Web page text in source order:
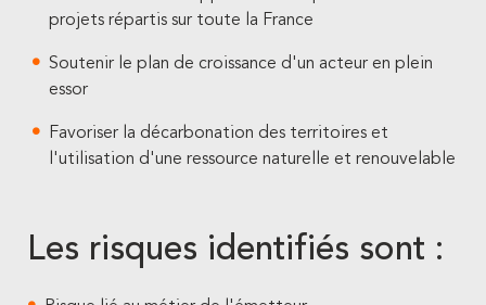
projets répartis sur toute la France
Soutenir le plan de croissance d'un acteur en plein
essor
Favoriser la décarbonation des territoires et
l'utilisation d'une ressource naturelle et renouvelable
Les risques identifiés sont :